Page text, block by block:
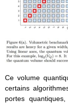
Ce volume
certains
portes